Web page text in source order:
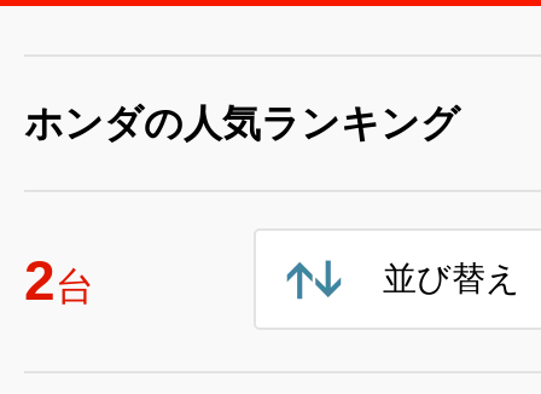
ホンダの人気ランキング
2台 並び替え